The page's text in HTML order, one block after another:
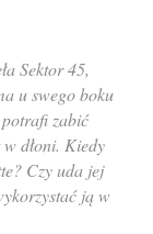
Sektor 45,
u swego boku
zabić
dłoni. Kiedy
Czy uda jej
ją w